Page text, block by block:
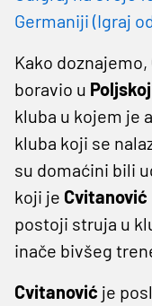
Germaniji (Igraj
Kako doznajemo,
boravio u Poljskoj
kluba u kojem je
kluba koji se
su domaćini bili
koji je Cvitanović
postoji struja u
inače bivšeg
Cvitanović je